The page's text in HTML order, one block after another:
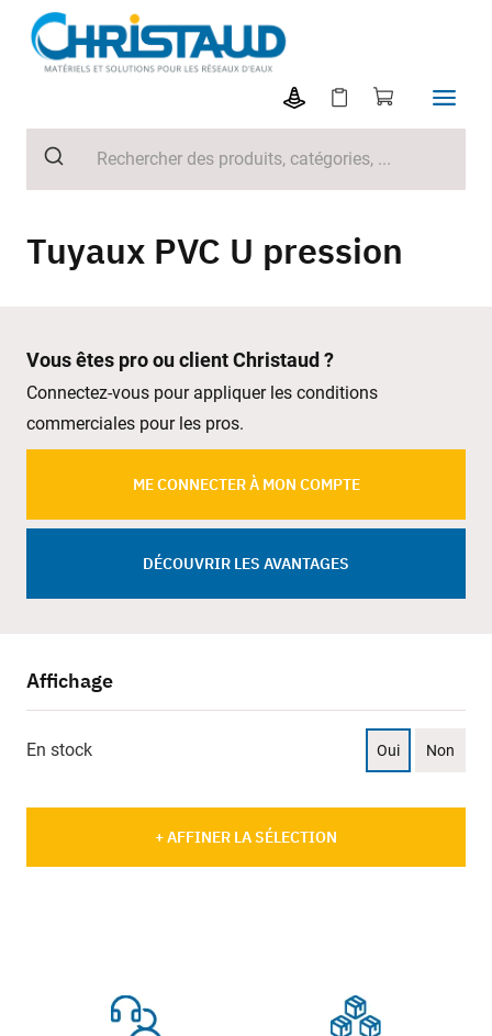
Tuyaux PVC U pression
Vous êtes pro ou client Christaud ?
Connectez-vous pour appliquer les conditions
commerciales pour les pros.
ME CONNECTER À MON COMPTE
DÉCOUVRIR LES AVANTAGES
Affichage
En stock Oui Non
+ AFFINER LA SÉLECTION